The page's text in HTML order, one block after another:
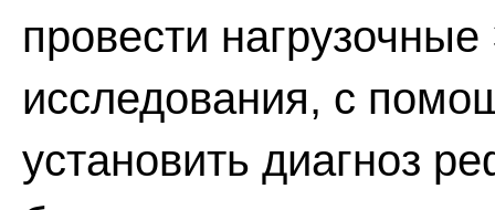
провести
исследования, с
установить диагноз